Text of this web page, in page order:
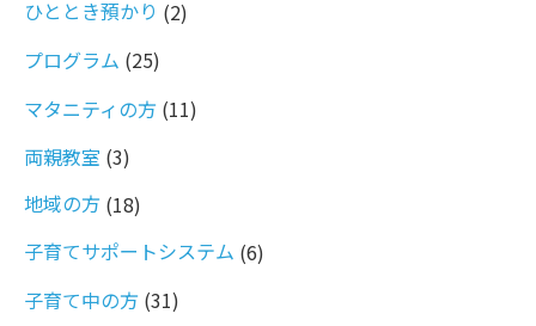
ひととき預かり (2)
プログラム (25)
マタニティの方 (11)
両親教室 (3)
地域の方 (18)
子育てサポートシステム (6)
子育て中の方 (31)